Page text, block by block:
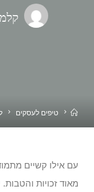
טיפים לעסקים
עם אילו קשיים
מאוד זכויות